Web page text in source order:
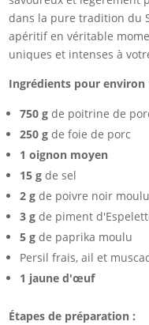
dans la pure tradition du
apéritif en véritable
uniques et intenses à
Ingrédients pour environ
750 g de poitrine de
250 g de foie de porc
1 oignon moyen
15 g de sel
2 g de poivre noir moulu
3 g de piment
5 g de paprika moulu
Persil frais, ail et
1 jaune d'œuf
Étapes de préparation :